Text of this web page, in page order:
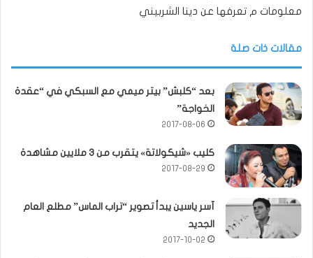
معلومات م تعرفها عن دينا الشربيني
مقالات ذات صلة
بعد “كلبش” بيتر ميمي مع السبكي في “عقدة
الخواجة”
2017-08-06
كليب «شيكولاتة» يتقرب من 3 ملايين مشاهدة
2017-08-29
آسر ياسين يبدأ تصوير “تراب الماس” مطلع العام
الجديد
2017-10-02